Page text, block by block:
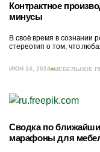
Контрактное
минусы
В своё время в сознании
стереотип о том, что
ИЮН 14, 2024 МЕБЕЛЬНОЕ
Сводка по
марафоны для